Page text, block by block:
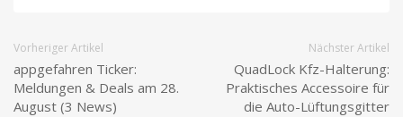
Vorheriger Artikel
appgefahren Ticker:
Meldungen & Deals am 28.
August (3 News)
Nächster Artikel
QuadLock Kfz-Halterung:
Praktisches Accessoire für
die Auto-Lüftungsgitter